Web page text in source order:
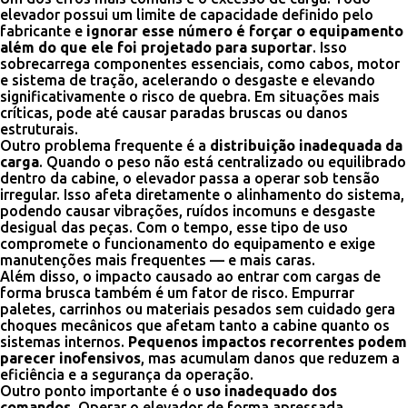
elevador possui um limite de capacidade definido pelo
fabricante e ignorar esse número é forçar o equipamento
além do que ele foi projetado para suportar. Isso
sobrecarrega componentes essenciais, como cabos, motor
e sistema de tração, acelerando o desgaste e elevando
significativamente o risco de quebra. Em situações mais
críticas, pode até causar paradas bruscas ou danos
estruturais.
Outro problema frequente é a distribuição inadequada da
carga. Quando o peso não está centralizado ou equilibrado
dentro da cabine, o elevador passa a operar sob tensão
irregular. Isso afeta diretamente o alinhamento do sistema,
podendo causar vibrações, ruídos incomuns e desgaste
desigual das peças. Com o tempo, esse tipo de uso
compromete o funcionamento do equipamento e exige
manutenções mais frequentes — e mais caras.
Além disso, o impacto causado ao entrar com cargas de
forma brusca também é um fator de risco. Empurrar
paletes, carrinhos ou materiais pesados sem cuidado gera
choques mecânicos que afetam tanto a cabine quanto os
sistemas internos. Pequenos impactos recorrentes podem
parecer inofensivos, mas acumulam danos que reduzem a
eficiência e a segurança da operação.
Outro ponto importante é o uso inadequado dos